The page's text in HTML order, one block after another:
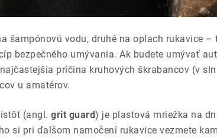
šampónovú vodu, druhé na oplach rukavice –
bezpečného umývania. Ak budete umývať
príčina kruhových škrabancov (v
u amatérov.
(angl. grit guard) je plastová mriežka na
si pri ďalšom namočení rukavice vezmete